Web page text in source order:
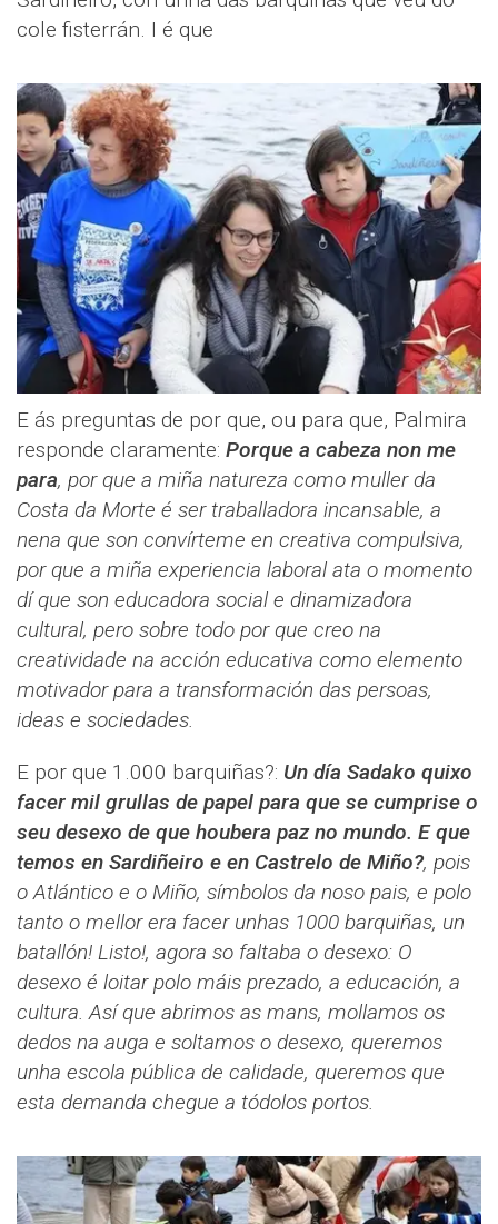
cole fisterrán. I é que
E ás preguntas de por que, ou para que, Palmira
responde claramente: Porque a cabeza non me
para, por que a miña natureza como muller da
Costa da Morte é ser traballadora incansable, a
nena que son convírteme en creativa compulsiva,
por que a miña experiencia laboral ata o momento
dí que son educadora social e dinamizadora
cultural, pero sobre todo por que creo na
creatividade na acción educativa como elemento
motivador para a transformación das persoas,
ideas e sociedades.
E por que 1.000 barquiñas?: Un día Sadako quixo
facer mil grullas de papel para que se cumprise o
seu desexo de que houbera paz no mundo. E que
temos en Sardiñeiro e en Castrelo de Miño?, pois
o Atlántico e o Miño, símbolos da noso pais, e polo
tanto o mellor era facer unhas 1000 barquiñas, un
batallón! Listo!, agora so faltaba o desexo: O
desexo é loitar polo máis prezado, a educación, a
cultura. Así que abrimos as mans, mollamos os
dedos na auga e soltamos o desexo, queremos
unha escola pública de calidade, queremos que
esta demanda chegue a tódolos portos.